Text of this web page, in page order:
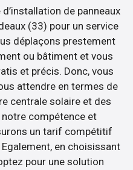
de panneaux
(33) pour un service
déplaçons prestement
ou bâtiment et vous
et précis. Donc, vous
attendre en termes de
centrale solaire et des
notre compétence et
un tarif compétitif
en choisissant
pour une solution